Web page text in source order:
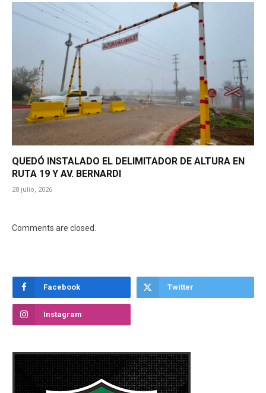
QUEDÓ INSTALADO EL DELIMITADOR DE ALTURA EN
RUTA 19 Y AV. BERNARDI
28 julio, 2026
Comments are closed.
Facebook Twitter
Instagram